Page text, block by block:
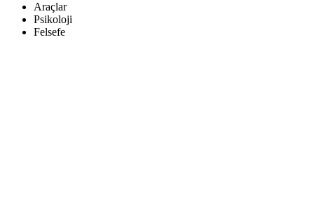
Araçlar
Psikoloji
Felsefe